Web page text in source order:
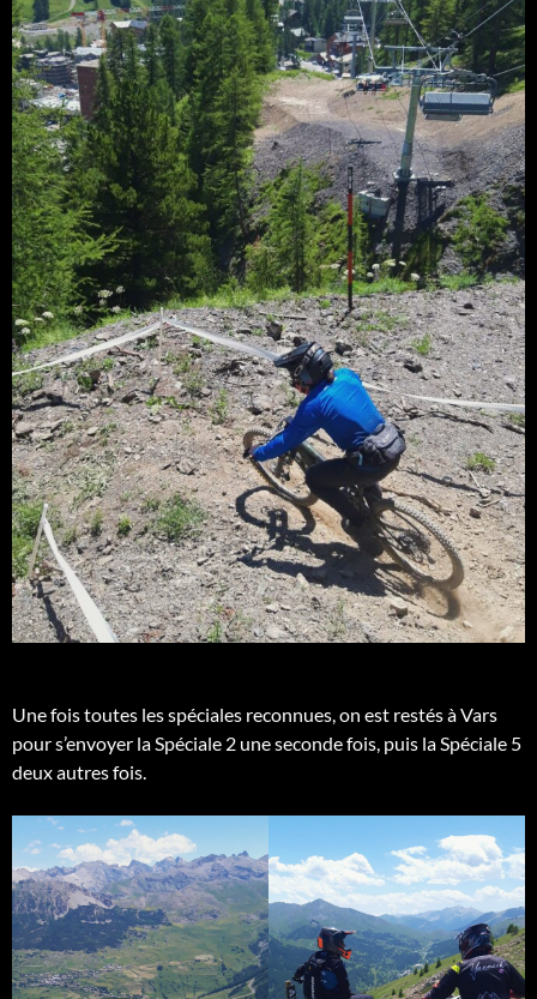
Une fois toutes les spéciales reconnues, on est restés à Vars
pour s’envoyer la Spéciale 2 une seconde fois, puis la Spéciale 5
deux autres fois.